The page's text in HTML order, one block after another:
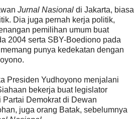
Jurnal Nasional di Jakarta, biasa
Dia juga pernah kerja politik,
pemilihan umum buat
2004 serta SBY-Boediono pada
memang punya kedekatan dengan
Presiden Yudhoyono menjalani
bekerja buat legislator
Demokrat di Dewan
juga orang Batak, sebelumnya